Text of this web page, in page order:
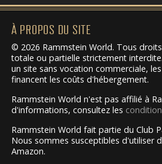
À PROPOS DU SITE
© 2026 Rammstein World. Tous
totale ou partielle strictement
un site sans vocation commerciale,
financent les coûts d'hébergement.
Rammstein World n'est pas affilié à
d'informations, consultez les
Rammstein World fait partie du Club
Nous sommes susceptibles d'utiliser
Amazon.